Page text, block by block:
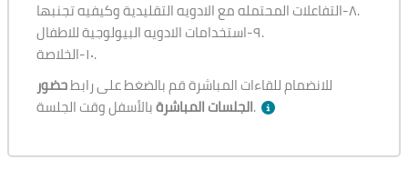
٨-التفاعلات المحتمله مع الادويه التقليدية وكيفيه تجنبها.
٩-استخدامات الادويه البيولوجية للاطفال.
١٠-الخلاصة.
للانضمام للقاءات المباشرة قم بالضغط على رابطحضور
الجلسات المباشرةبالأسفل وقت الجلسة.